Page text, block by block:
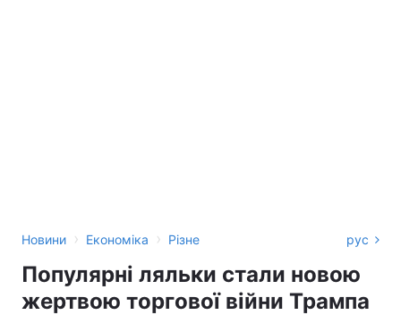
Новини › Економіка › Різне рус
Популярні ляльки стали новою
жертвою торгової війни Трампа